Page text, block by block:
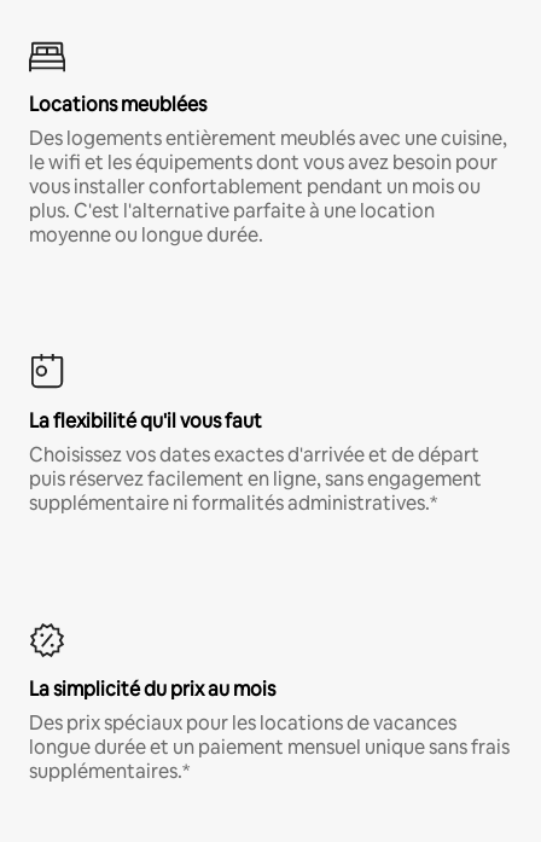
Locations meublées
Des logements entièrement meublés avec une cuisine,
le wifi et les équipements dont vous avez besoin pour
vous installer confortablement pendant un mois ou
plus. C'est l'alternative parfaite à une location
moyenne ou longue durée.
La flexibilité qu'il vous faut
Choisissez vos dates exactes d'arrivée et de départ
puis réservez facilement en ligne, sans engagement
supplémentaire ni formalités administratives.*
La simplicité du prix au mois
Des prix spéciaux pour les locations de vacances
longue durée et un paiement mensuel unique sans frais
supplémentaires.*